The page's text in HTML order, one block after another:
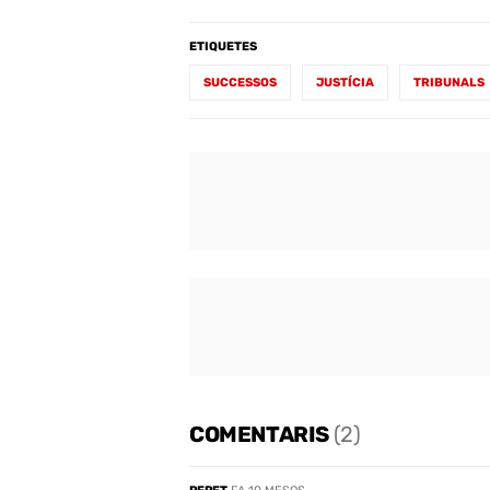
ETIQUETES
SUCCESSOS JUSTÍCIA TRIBUNALS
COMENTARIS (2)